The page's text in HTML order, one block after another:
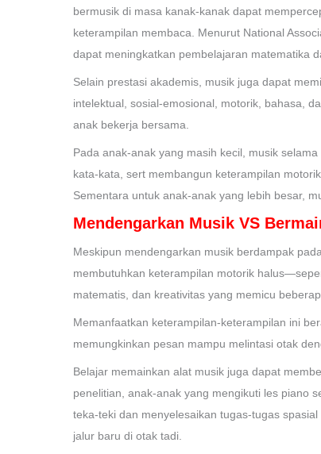
bermusik di masa kanak-kanak dapat
keterampilan membaca. Menurut National
dapat meningkatkan pembelajaran matematika
Selain prestasi akademis, musik juga dapat
intelektual, sosial-emosional, motorik, bahasa,
anak bekerja bersama.
Pada anak-anak yang masih kecil, musik
kata-kata, sert membangun keterampilan
Sementara untuk anak-anak yang lebih besar,
Mendengarkan Musik VS
Meskipun mendengarkan musik berdampak
membutuhkan keterampilan motorik
matematis, dan kreativitas yang memicu
Memanfaatkan keterampilan-keterampilan ini
memungkinkan pesan mampu melintasi otak
Belajar memainkan alat musik juga dapat
penelitian, anak-anak yang mengikuti les piano
teka-teki dan menyelesaikan tugas-tugas
jalur baru di otak tadi.